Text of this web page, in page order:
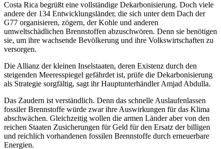
Costa Rica begrüßt eine vollständige Dekarbonisierung. Doch viele
andere der 134 Entwicklungsländer, die sich unter dem Dach der
G77 organisieren, zögern, der Kohle und anderen
umweltschädlichen Brennstoffen abzuschwören. Denn sie benötigen
sie, um ihre wachsende Bevölkerung und ihre Volkswirtschaften zu
versorgen.
Die Allianz der kleinen Inselstaaten, deren Existenz durch den
steigenden Meeresspiegel gefährdet ist, prüfe die Dekarbonisierung
als Strategie sorgfältig, sagt ihr Hauptunterhändler Amjad Abdulla.
Das Zaudern ist verständlich. Denn das schnelle Auslaufenlassen
fossiler Brennstoffe würde zwar ihre Auswirkungen für das Klima
abschwächen. Gleichzeitig wollen die armen Länder aber von den
reichen Staaten Zusicherungen für Geld für den Ersatz der billigen
und reichlich vorhandenen fossilen Brennstoffe durch erneuerbare
Energien.